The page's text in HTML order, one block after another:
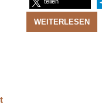
WEITERLESEN